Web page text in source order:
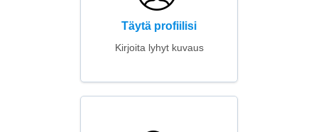
Täytä profiilisi
Kirjoita lyhyt kuvaus